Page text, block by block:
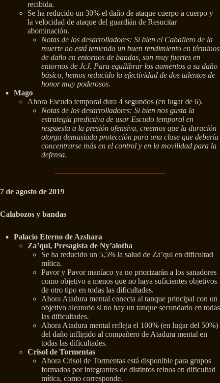
recibida.
Se ha reducido un 30% el daño de ataque cuerpo a cuerpo y
la velocidad de ataque del guardián de Resucitar
abominación.
Notas de los desarrolladores: Si bien el Caballero de la
muerte no está teniendo un buen rendimiento en términos
de daño en entornos de bandas, son muy fuertes en
entornos de JcJ. Para equilibrar los aumentos a su daño
básico, hemos reducido la efectividad de dos talentos de
honor muy poderosos.
Mago
Ahora Escudo temporal dura 4 segundos (en lugar de 6).
Notas de los desarrolladores: Si bien nos gusta la
estrategia predictiva de usar Escudo temporal en
respuesta a la presión ofensiva, creemos que la duración
otorga demasiada protección para una clase que debería
concentrarse más en el control y en la movilidad para la
defensa.
7 de agosto de 2019
Calabozos y bandas
Palacio Eterno de Azshara
Za’qul, Presagista de Ny’alotha
Se ha reducido un 5,5% la salud de Za’qul en dificultad
mítica.
Pavor y Pavor maníaco ya no priorizarán a los sanadores
como objetivo a menos que no haya suficientes objetivos
de otro tipo en todas las dificultades.
Ahora Atadura mental conecta al tanque principal con un
objetivo aleatorio si no hay un tanque secundario en todas
las dificultades.
Ahora Atadura mental refleja el 100% (en lugar del 50%)
del daño infligido al compañero de Atadura mental en
todas las dificultades.
Crisol de Tormentas
Ahora Crisol de Tormentas está disponible para grupos
formados por integrantes de distintos reinos en dificultad
mítica, como corresponde.